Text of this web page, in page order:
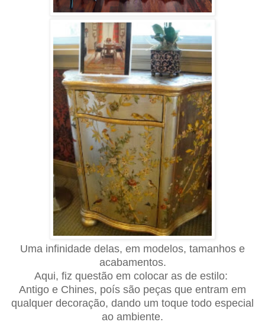
Uma infinidade delas, em modelos, tamanhos e
acabamentos.
Aqui, fiz questão em colocar as de estilo:
Antigo e Chines, poís são peças que entram em
qualquer decoração, dando um toque todo especial
ao ambiente.